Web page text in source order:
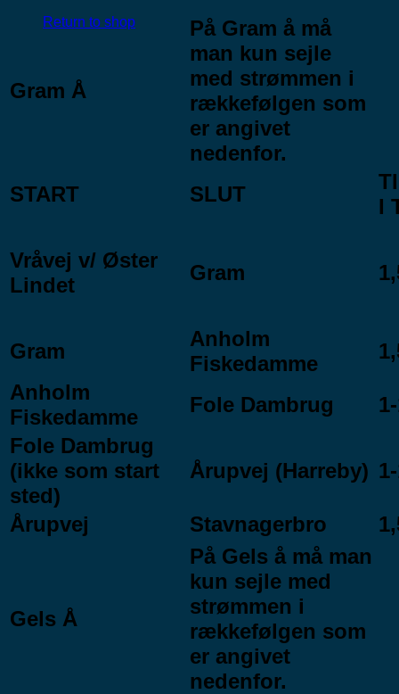
Return to shop
Gram Å
På Gram å må
man kun sejle
med strømmen i
rækkefølgen som
er angivet
nedenfor.
START
SLUT
I
Vråvej v/ Øster
Lindet
Gram
Gram
Anholm
Fiskedamme
Anholm
Fiskedamme
Fole Dambrug
Fole Dambrug
(ikke som start
sted)
Årupvej (Harreby)
Årupvej Stavnagerbro
Gels Å
På Gels å må man
kun sejle med
strømmen i
rækkefølgen som
er angivet
nedenfor.